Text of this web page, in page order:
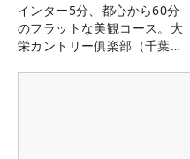
インター5分、都心から60分
のフラットな美観コース。大
栄カントリー俱楽部（千葉